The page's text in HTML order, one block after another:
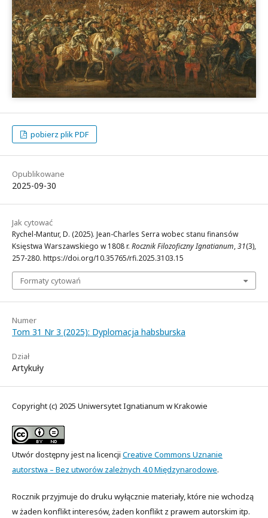
pobierz plik PDF
Opublikowane
2025-09-30
Jak cytować
Rychel-Mantur, D. (2025). Jean-Charles Serra wobec stanu finansów
Księstwa Warszawskiego w 1808 r. Rocznik Filozoficzny Ignatianum,31(3),
257-280. https://doi.org/10.35765/rfi.2025.3103.15
Formaty cytowań
Numer
Tom 31 Nr 3 (2025): Dyplomacja habsburska
Dział
Artykuły
Copyright (c) 2025 Uniwersytet Ignatianum w Krakowie
Utwór dostępny jest na licencji Creative Commons Uznanie
autorstwa – Bez utworów zależnych 4.0 Międzynarodowe.
Rocznik przyjmuje do druku wyłącznie materiały, które nie wchodzą
w żaden konflikt interesów, żaden konflikt z prawem autorskim itp.